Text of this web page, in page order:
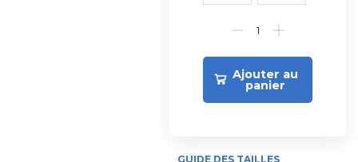
Ajouter au
panier
GUIDE DES TAILLES